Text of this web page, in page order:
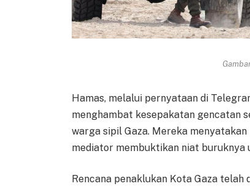
Hamas, melalui pernyataan di
menghambat kesepakatan gencatan
warga sipil Gaza. Mereka
mediator membuktikan niat buruknya
Rencana penaklukan Kota Gaza